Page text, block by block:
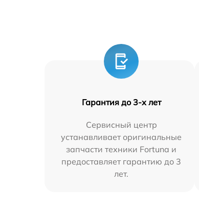
Гарантия до 3-х лет
Сервисный центр
устанавливает оригинальные
запчасти техники Fortuna и
предоставляет гарантию до 3
лет.